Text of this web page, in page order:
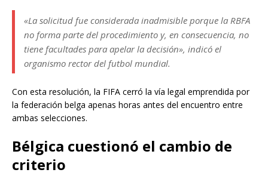
«La solicitud fue considerada inadmisible porque la RBFA
no forma parte del procedimiento y, en consecuencia, no
tiene facultades para apelar la decisión», indicó el
organismo rector del futbol mundial.
Con esta resolución, la FIFA cerró la vía legal emprendida por
la federación belga apenas horas antes del encuentro entre
ambas selecciones.
Bélgica cuestionó el cambio de
criterio